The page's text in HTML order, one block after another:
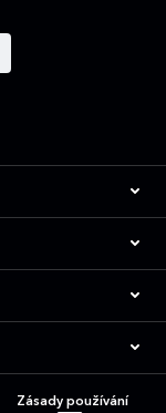
Zásady používání